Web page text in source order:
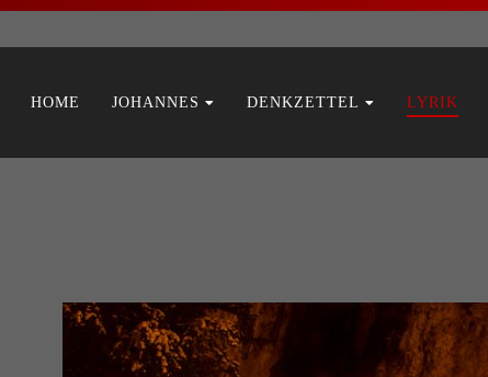
Navigation
HOME JOHANNES DENKZETTEL LYRIK